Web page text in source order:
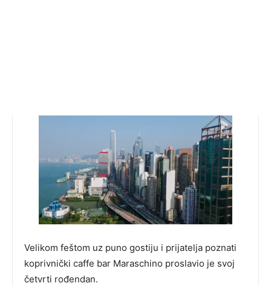
Velikom feštom uz puno gostiju i prijatelja poznati
koprivnički caffe bar Maraschino proslavio je svoj
četvrti rođendan.